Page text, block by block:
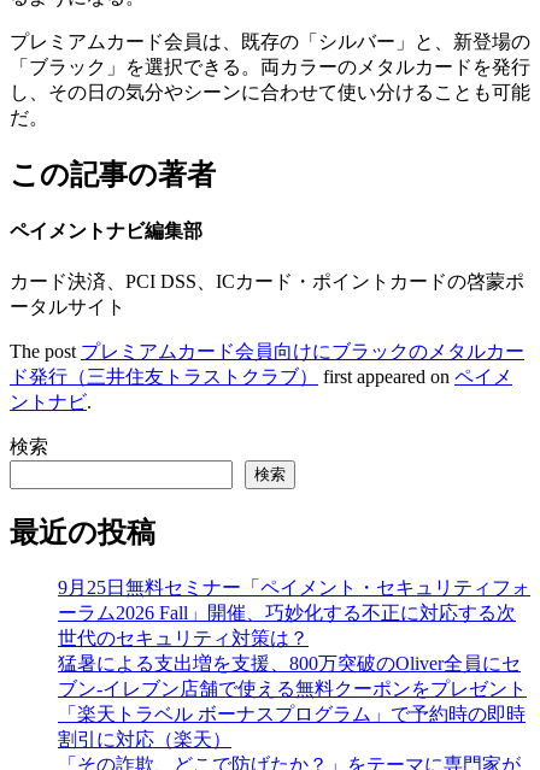
プレミアムカード会員は、既存の「シルバー」と、新登場の
「ブラック」を選択できる。両カラーのメタルカードを発行
し、その日の気分やシーンに合わせて使い分けることも可能
だ。
この記事の著者
ペイメントナビ編集部
カード決済、PCI DSS、ICカード・ポイントカードの啓蒙ポ
ータルサイト
The post プレミアムカード会員向けにブラックのメタルカー
ド発行（三井住友トラストクラブ）
first appeared on ペイメ
ントナビ.
検索
検索
最近の投稿
9月25日無料セミナー「ペイメント・セキュリティフォ
ーラム2026 Fall」開催、巧妙化する不正に対応する次
世代のセキュリティ対策は？
猛暑による支出増を支援、800万突破のOliver全員にセ
ブン‐イレブン店舗で使える無料クーポンをプレゼント
「楽天トラベル ボーナスプログラム」で予約時の即時
割引に対応（楽天）
「その詐欺、どこで防げたか？」をテーマに専門家が